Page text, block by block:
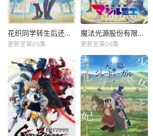
花织同学转生后还是想干架
更新至第05集
魔法光源股份有限公司第二季
更新至第06集